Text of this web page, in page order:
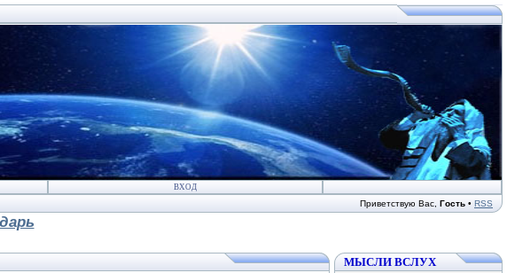
ВХОД
Приветствую Вас Гость • RSS
МЫСЛИ ВСЛУХ